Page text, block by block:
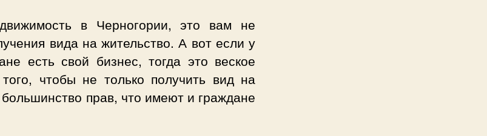
в Черногории, это вам не
вида на жительство. А вот если у
есть свой бизнес, тогда это веское
чтобы не только получить вид на
прав, что имеют и граждане